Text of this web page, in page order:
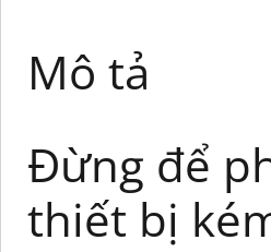
Mô tả
Đừng để
thiết bị